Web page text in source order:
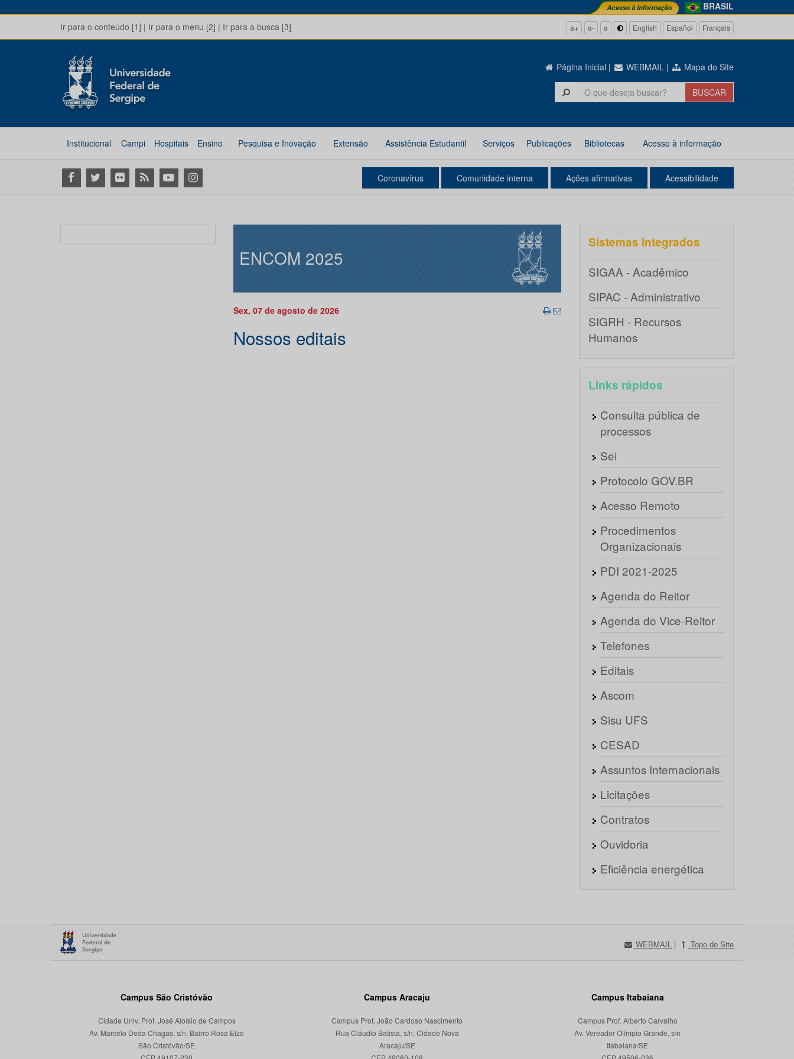
BRASIL
Ir para o conteúdo [1] | Ir para o menu [2] | Ir para a busca [3] a+ a- a English Español Français
Página Inicial | WEBMAIL | Mapa do Site
Institucional Campi Hospitais Ensino Pesquisa e Inovação Extensão Assistência Estudantil Serviços Publicações Bibliotecas Acesso à informação
Facebook
Twitter Flickr RSS YoutubeInstagram Coronavírus Comunidade interna Ações afirmativas Acessibilidade
ENCOM 2025
Sex, 07 de agosto de 2026
Nossos editais
Sistemas integrados
SIGAA - Acadêmico
SIPAC - Administrativo
SIGRH - Recursos
Humanos
Links rápidos
Consulta pública de
processos
Sei
Protocolo GOV.BR
Acesso Remoto
Procedimentos
Organizacionais
PDI 2021-2025
Agenda do Reitor
Agenda do Vice-Reitor
Telefones
Editais
Ascom
Sisu UFS
CESAD
Assuntos Internacionais
Licitações
Contratos
Ouvidoria
Eficiência energética
WEBMAIL | Topo do Site
Campus São Cristóvão
Cidade Univ. Prof. José Aloísio de Campos
Av. Marcelo Deda Chagas, s/n, Bairro Rosa Elze
São Cristóvão/SE
Campus Aracaju
Campus Prof. João Cardoso Nascimento
Rua Cláudio Batista, s/n, Cidade Nova
Aracaju/SE
Campus Itabaiana
Campus Prof. Alberto Carvalho
Av. Vereador Olímpio Grande, s/n
Itabaiana/SE